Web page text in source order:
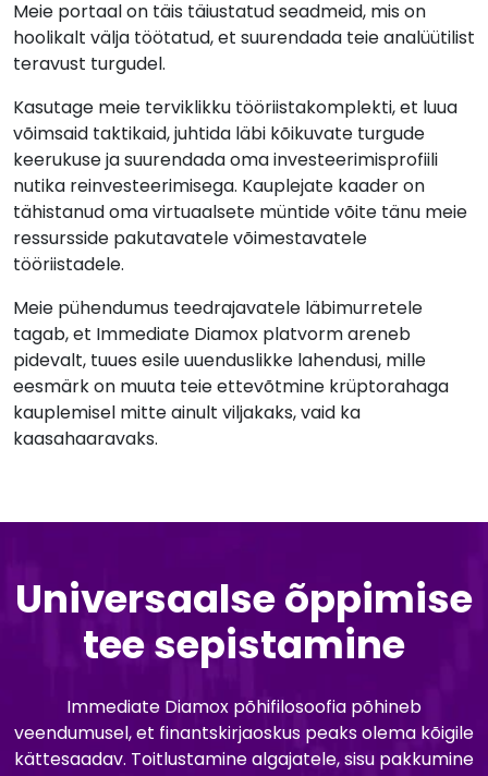
Meie portaal on täis täiustatud seadmeid, mis on
hoolikalt välja töötatud, et suurendada teie analüütilist
teravust turgudel.
Kasutage meie terviklikku tööriistakomplekti, et luua
võimsaid taktikaid, juhtida läbi kõikuvate turgude
keerukuse ja suurendada oma investeerimisprofiili
nutika reinvesteerimisega. Kauplejate kaader on
tähistanud oma virtuaalsete müntide võite tänu meie
ressursside pakutavatele võimestavatele
tööriistadele.
Meie pühendumus teedrajavatele läbimurretele
tagab, et Immediate Diamox platvorm areneb
pidevalt, tuues esile uuenduslikke lahendusi, mille
eesmärk on muuta teie ettevõtmine krüptorahaga
kauplemisel mitte ainult viljakaks, vaid ka
kaasahaaravaks.
Universaalse õppimise
tee sepistamine
Immediate Diamox põhifilosoofia põhineb
veendumusel, et finantskirjaoskus peaks olema kõigile
kättesaadav. Toitlustamine algajatele, sisu pakkumine